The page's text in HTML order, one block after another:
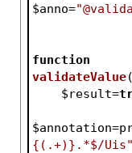
$anno=
function
validateValue(
$result=
$annotation
{(.+)}.*$/Uis"